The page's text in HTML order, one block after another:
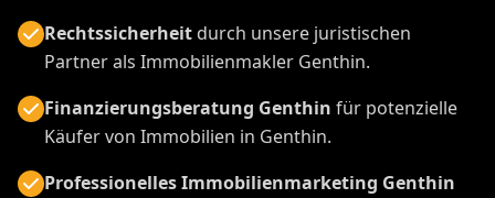
Rechtssicherheitdurch unsere juristischen
Partner als Immobilienmakler Genthin.
Finanzierungsberatung Genthin für potenzielle
Käufer von Immobilien in Genthin.
Professionelles Immobilienmarketing Genthin